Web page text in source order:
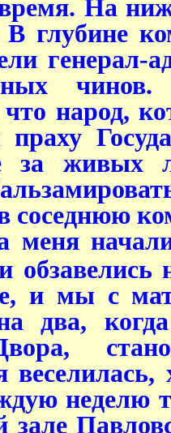
На
глубине
генерал-
народ,
праху
за живых
соседнюю
меня
и мы с
два,
неделю
зале